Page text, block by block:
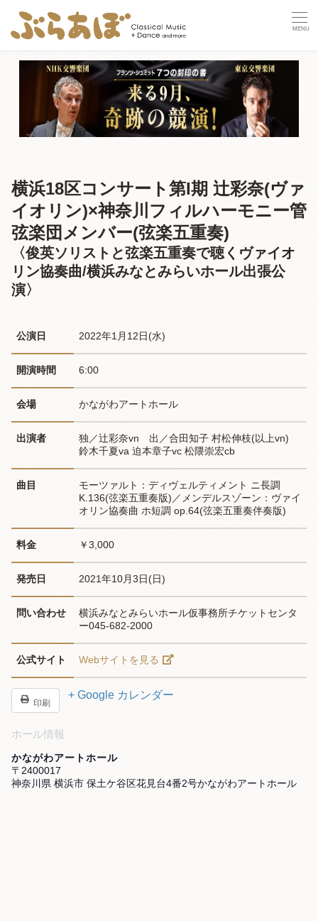
横浜18区コンサート第I期 辻彩奈(ヴァ
イオリン)×神奈川フィルハーモニー管
弦楽団メンバー(弦楽五重奏)
〈俊英ソリストと弦楽五重奏で聴くヴァイオ
リン協奏曲/横浜みなとみらいホール出張公
演〉
公演日 2022年1月12日(水)
開演時間 6:00
会場 かながわアートホール
出演者
独／辻彩奈vn　出／合田知子 村松伸枝(以上vn)
鈴木千夏va 迫本章子vc 松隈崇宏cb
曲目
モーツァルト：ディヴェルティメント ニ長調
K.136(弦楽五重奏版)／メンデルスゾーン：ヴァイ
オリン協奏曲 ホ短調 op.64(弦楽五重奏伴奏版)
料金 ￥3,000
発売日 2021年10月3日(日)
問い合わせ
横浜みなとみらいホール仮事務所チケットセンタ
ー045-682-2000
公式サイト Webサイトを見る
印刷
+ Google カレンダー
ホール情報
かながわアートホール
〒2400017
神奈川県 横浜市 保土ケ谷区花見台4番2号かながわアートホール